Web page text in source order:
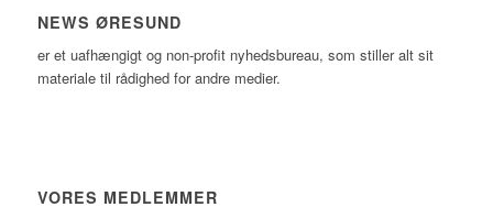
NEWS ØRESUND
er et uafhængigt og non-profit nyhedsbureau, som stiller alt sit
materiale til rådighed for andre medier.
VORES MEDLEMMER